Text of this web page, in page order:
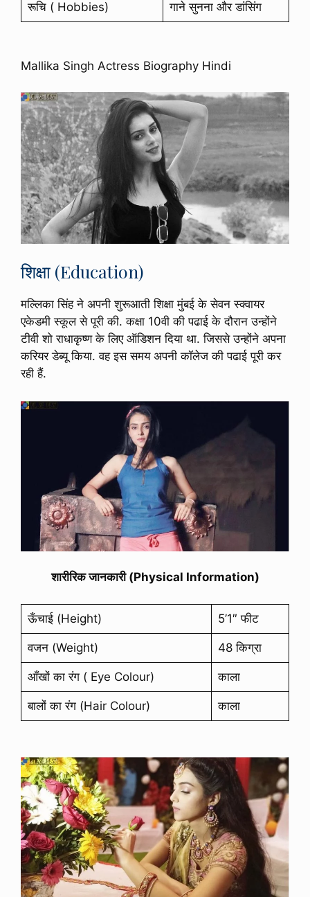
रूचि ( Hobbies) गाने सुनना और डांसिंग
Mallika Singh Actress Biography Hindi
शिक्षा (Education)
मल्लिका सिंह ने अपनी शुरूआती शिक्षा मुंबई के सेवन स्क्वायर
एकेडमी स्कूल से पूरी की. कक्षा 10वी की पढाई के दौरान उन्होंने
टीवी शो राधाकृष्ण के लिए ऑडिशन दिया था. जिससे उन्होंने अपना
करियर डेब्यू किया. वह इस समय अपनी कॉलेज की पढाई पूरी कर
रही हैं.
शारीरिक जानकारी (Physical Information)
ऊँचाई (Height) 5’1″ फीट
वजन (Weight) 48 किग्रा
आँखों का रंग ( Eye Colour) काला
बालों का रंग (Hair Colour) काला